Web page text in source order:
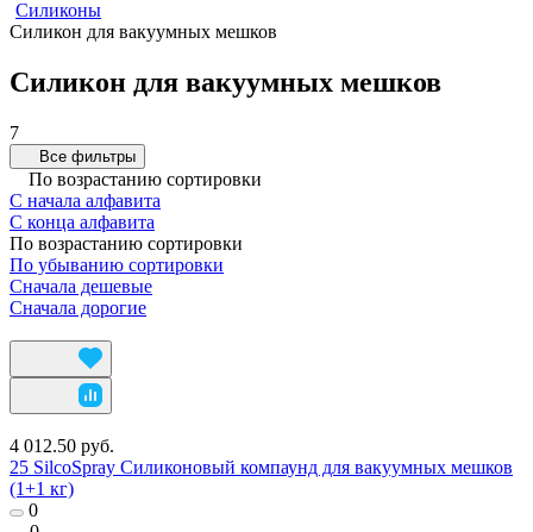
Силиконы
Силикон для вакуумных мешков
Силикон для вакуумных мешков
7
Все фильтры
По возрастанию сортировки
С начала алфавита
С конца алфавита
По возрастанию сортировки
По убыванию сортировки
Сначала дешевые
Сначала дорогие
4 012.50 руб.
25 SilcoSpray Силиконовый компаунд для вакуумных мешков
(1+1 кг)
0